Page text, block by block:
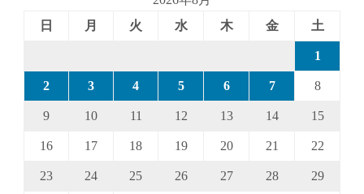
日
月 火 水 木 金 土
1
2 3 4 5 6 7 8
9 10 11 12 13 14 15
16 17 18 19 20 21 22
23 24 25 26 27 28 29